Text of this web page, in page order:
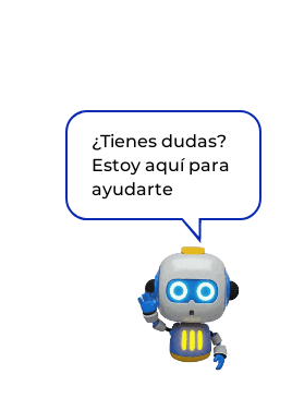
¿Tienes dudas?
Estoy aquí para
ayudarte